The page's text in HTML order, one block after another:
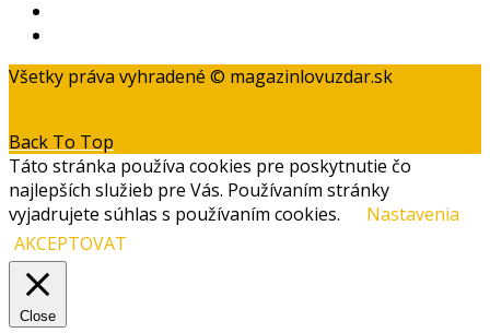
Všetky práva vyhradené © magazinlovuzdar.sk
Back To Top
Táto stránka používa cookies pre poskytnutie čo
najlepších služieb pre Vás. Používaním stránky
vyjadrujete súhlas s používaním cookies.
Nastavenia
AKCEPTOVAT
Close